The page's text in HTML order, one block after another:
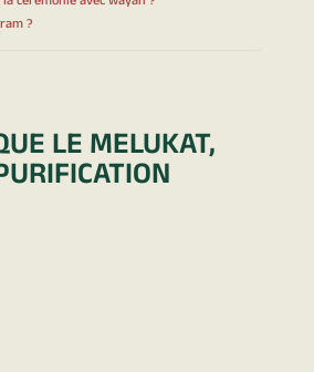
?
LE MELUKAT,